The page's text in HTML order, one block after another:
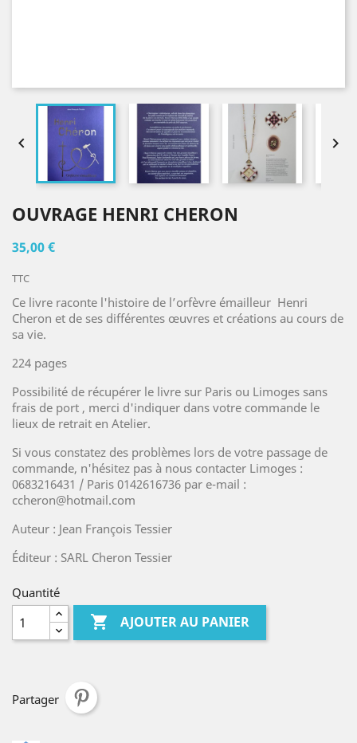
 
OUVRAGE HENRI CHERON
35,00 €
TTC
Ce livre raconte l'histoire de l’orfèvre émailleur Henri
Cheron et de ses différentes œuvres et créations au cours de
sa vie.
224 pages
Possibilité de récupérer le livre sur Paris ou Limoges sans
frais de port , merci d'indiquer dans votre commande le
lieux de retrait en Atelier.
Si vous constatez des problèmes lors de votre passage de
commande, n'hésitez pas à nous contacter Limoges :
0683216431 / Paris 0142616736 par e-mail :
ccheron@hotmail.com
Auteur : Jean François Tessier
Éditeur : SARL Cheron Tessier
Quantité
 AJOUTER AU PANIER
Partager